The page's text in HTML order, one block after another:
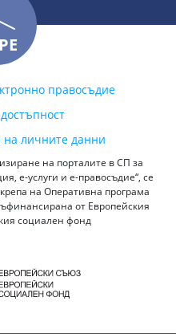
правосъдие
на личните данни
на порталите в СП за
е-услуги и е-правосъдие“, се
на Оперативна програма
от Европейския
социален фонд